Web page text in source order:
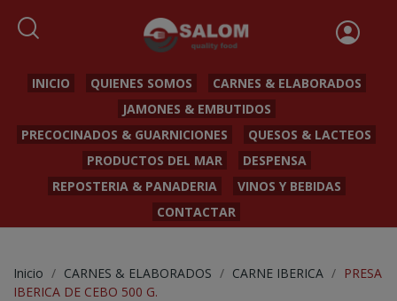
INICIO QUIENES SOMOS
CARNES & ELABORADOS
JAMONES & EMBUTIDOS
PRECOCINADOS & GUARNICIONES
QUESOS & LACTEOS
PRODUCTOS DEL MAR
DESPENSA
REPOSTERIA & PANADERIA
VINOS Y BEBIDAS
CONTACTAR
Inicio CARNES & ELABORADOS CARNE IBERICA
PRESA
IBERICA DE CEBO 500 G.